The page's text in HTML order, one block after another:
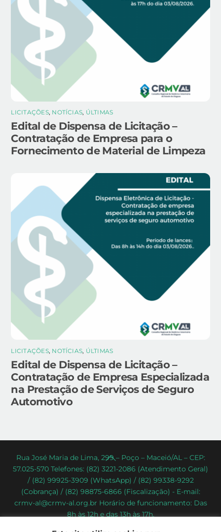
LICITAÇÕES, NOTÍCIAS, ÚLTIMAS
Edital de Dispensa de Licitação –
Contratação de Empresa para o
Fornecimento de Material de Limpeza
LICITAÇÕES, NOTÍCIAS, ÚLTIMAS
Edital de Dispensa de Licitação –
Contratação de Empresa Especializada
na Prestação de Serviços de Seguro
Automotivo
Back
To
Top
Rua José Maria de Lima, 299 – Poço – Maceió/AL – CEP:
57.025-570 Telefones: (82) 3221-2086 (Atendimento Geral)
/ (82) 99925-3909 (WhatsApp) / (82) 99338-9292
(Cobrança) / (82) 98875-6866 (Fiscalização) - E-mail:
crmv-al@crmv-al.org.br Horário de funcionamento: Das
8h às 12h e das 13h às 17h.